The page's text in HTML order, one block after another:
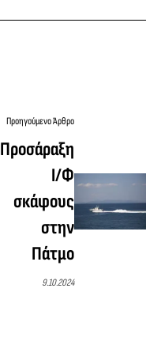
Προηγούμενο Άρθρο
Προσάραξη
Ι/Φ
σκάφους
στην
Πάτμο
9.10.2024